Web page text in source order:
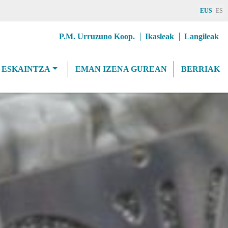
EUS ES
goiburuMenua
P.M. Urruzuno Koop. Ikasleak Langileak
EMAN IZENA GUREAN BERRIAK